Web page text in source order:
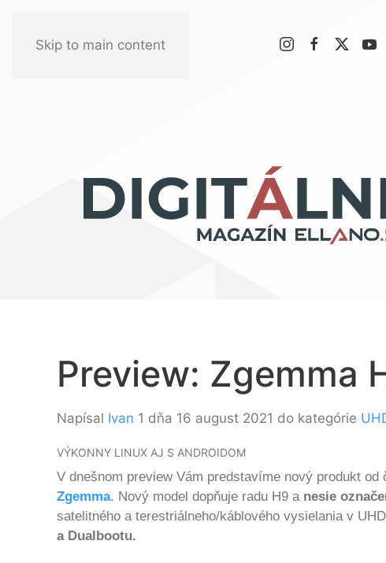
Skip to main content
Preview: Zgemma
Napísal Ivan 1 dňa 16 august 2021 do kategórie
VÝKONNY LINUX AJ S ANDROIDOM
V dnešnom preview Vám predstavíme nový produkt
Zgemma. Nový model dopňuje radu H9 a nesie
satelitného a terestriálneho/káblového vysielania v
a Dualbootu.